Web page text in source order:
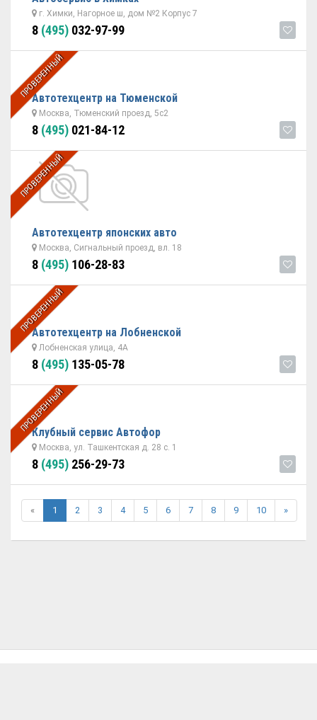
г. Химки, Нагорное ш, дом №2 Корпус 7
8 (495) 032-97-99
ПРОВЕРЕННЫЙ
Автотехцентр на Тюменской
Москва, Тюменский проезд, 5с2
8 (495) 021-84-12
ПРОВЕРЕННЫЙ
Автотехцентр японских авто
Москва, Сигнальный проезд, вл. 18
8 (495) 106-28-83
ПРОВЕРЕННЫЙ
Автотехцентр на Лобненской
Лобненская улица, 4А
8 (495) 135-05-78
ПРОВЕРЕННЫЙ
Клубный сервис Автофор
Москва, ул. Ташкентская д. 28 с. 1
8 (495) 256-29-73
« 1 2 3 4 5 6 7 8 9 10 »